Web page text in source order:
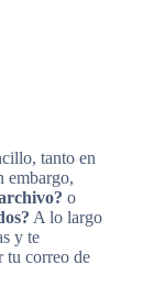
tanto en
embargo,
o
A lo largo
y te
tu correo de